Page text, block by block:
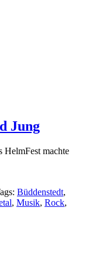
Jung
HelmFest machte
Büddenstedt,
, Musik, Rock,